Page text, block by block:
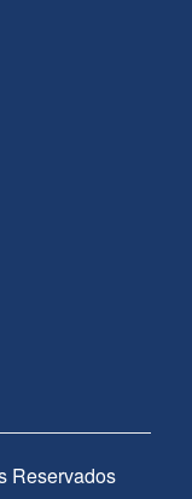
Reservados